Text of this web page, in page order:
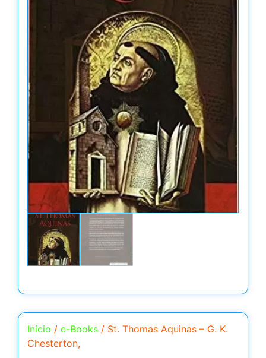
Início / e-Books / St. Thomas Aquinas – G. K.
Chesterton,